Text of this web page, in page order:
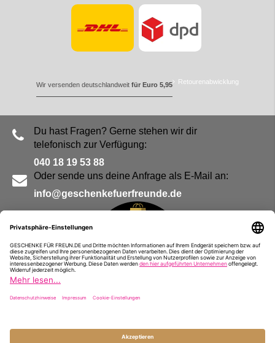
Wir versenden deutschlandweit für Euro 5,95 Retourenabwicklung
Du hast Fragen? Gerne stehen wir dir
telefonisch zur Verfügung:
040 18 19 53 88
Oder sende uns deine Anfrage als E-Mail an:
info@geschenkefuerfreunde.de
Impressum